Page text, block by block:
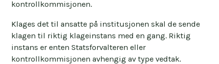
kontrollkommisjonen.
Klages det til ansatte på institusjonen skal de sende
klagen til riktig klageinstans med en gang. Riktig
instans er enten Statsforvalteren eller
kontrollkommisjonen avhengig av type vedtak.